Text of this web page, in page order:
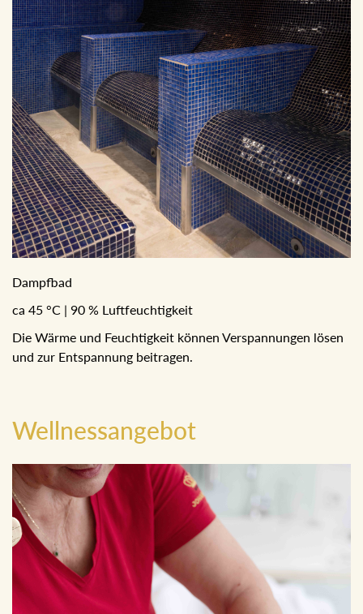
Dampfbad
ca 45 °C | 90 % Luftfeuchtigkeit
Die Wärme und Feuchtigkeit können Verspannungen
lösen und zur Entspannung beitragen.
Wellnessangebot